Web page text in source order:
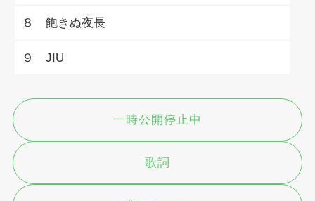
８ 飽きぬ夜長
９ JIU
一時公開停止中
歌詞